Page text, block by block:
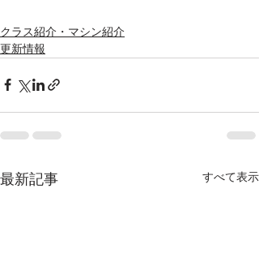
クラス紹介・マシン紹介
更新情報
最新記事 すべて表示